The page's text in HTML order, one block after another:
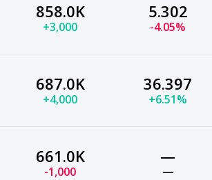
858.0K
+3,000
5.302
-4.05%
687.0K
+4,000
36.397
+6.51%
661.0K
-1,000
—
—